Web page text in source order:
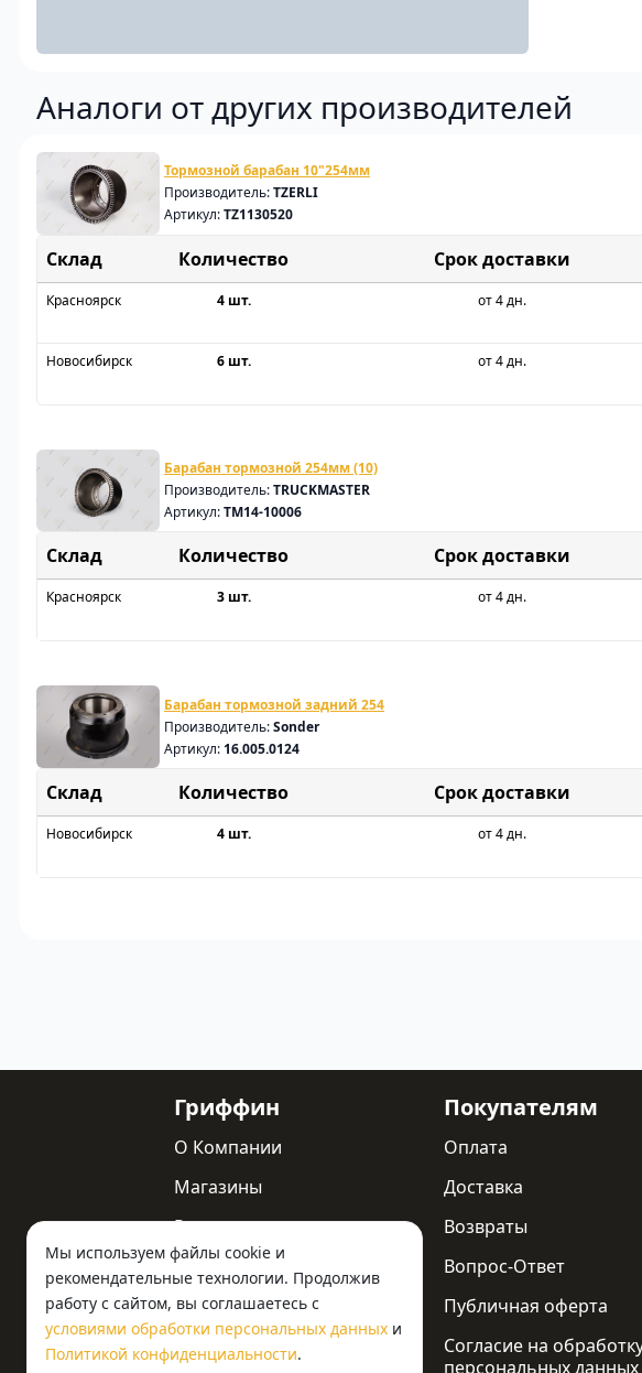
Аналоги от других производителей
Тормозной барабан 10"254мм
Производитель:TZERLI
Артикул:TZ1130520
Склад Срок доставки
Красноярск 4 шт. от 4 дн.
Новосибирск 6 шт. от 4 дн.
Барабан тормозной 254мм (10)
Производитель:TRUCKMASTER
Артикул:TM14-10006
Склад Срок доставки
Красноярск 3 шт. от 4 дн.
Барабан тормозной задний 254
Производитель:Sonder
Артикул: 16.005.0124
Склад Срок доставки
Новосибирск 4 шт. от 4 дн.
Мы используем файлы cookie и
рекомендательные технологии. Продолжив
работу с сайтом, вы соглашаетесь с
условиями обработки персональных данных и
Политикой конфиденциальности.
Гриффин
О Компании
Магазины
Реквизиты
Статьи
Новости
Контакты
Покупателям
Оплата
Доставка
Возвраты
Вопрос-Ответ
Публичная оферта
Согласие на
персональных данных